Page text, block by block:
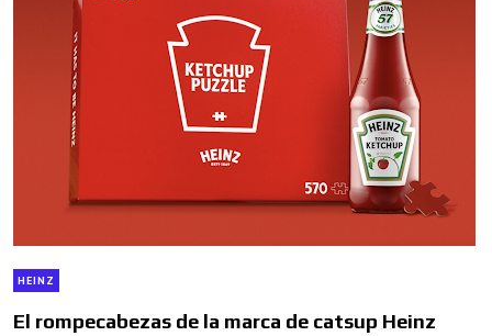
HEINZ
El rompecabezas de la marca de catsup Heinz